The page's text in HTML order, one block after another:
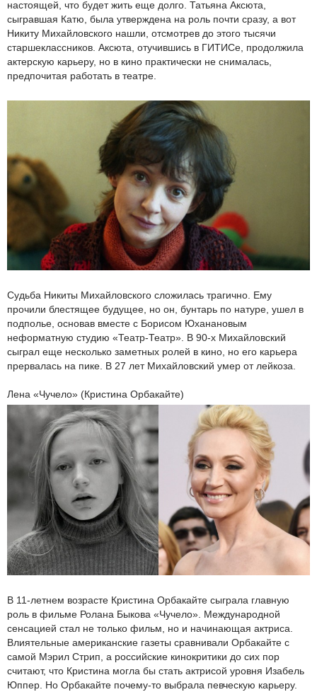
настоящей, что будет жить еще долго. Татьяна Аксюта,
сыгравшая Катю, была утверждена на роль почти сразу, а вот
Никиту Михайловского нашли, отсмотрев до этого тысячи
старшеклассников. Аксюта, отучившись в ГИТИСе, продолжила
актерскую карьеру, но в кино практически не снималась,
предпочитая работать в театре.
Судьба Никиты Михайловского сложилась трагично. Ему
прочили блестящее будущее, но он, бунтарь по натуре, ушел в
подполье, основав вместе с Борисом Юханановым
неформатную студию «Театр-Театр». В 90-х Михайловский
сыграл еще несколько заметных ролей в кино, но его карьера
прервалась на пике. В 27 лет Михайловский умер от лейкоза.
Лена «Чучело» (Кристина Орбакайте)
В 11-летнем возрасте Кристина Орбакайте сыграла главную
роль в фильме Ролана Быкова «Чучело». Международной
сенсацией стал не только фильм, но и начинающая актриса.
Влиятельные американские газеты сравнивали Орбакайте с
самой Мэрил Стрип, а российские кинокритики до сих пор
считают, что Кристина могла бы стать актрисой уровня Изабель
Юппер. Но Орбакайте почему-то выбрала певческую карьеру.